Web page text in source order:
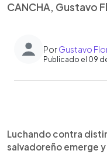
CANCHA, Gustavo
PorGustavo
Publicado el 09
► Escuchar
Luchando contra
salvadoreño emerge